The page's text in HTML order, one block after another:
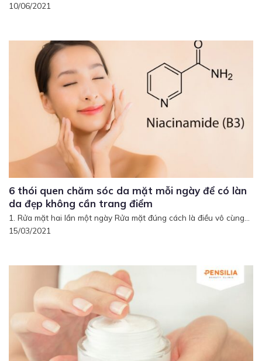
10/06/2021
6 thói quen chăm sóc da mặt mỗi ngày để có làn
da đẹp không cần trang điểm
1. Rửa mặt hai lần một ngày Rửa mặt đúng cách là điều vô cùng...
15/03/2021